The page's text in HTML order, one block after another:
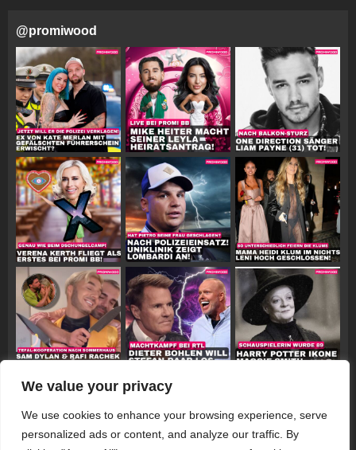
We value your privacy
We use cookies to enhance your browsing experience, serve
personalized ads or content, and analyze our traffic. By
@promiwood
Follow on Instagram